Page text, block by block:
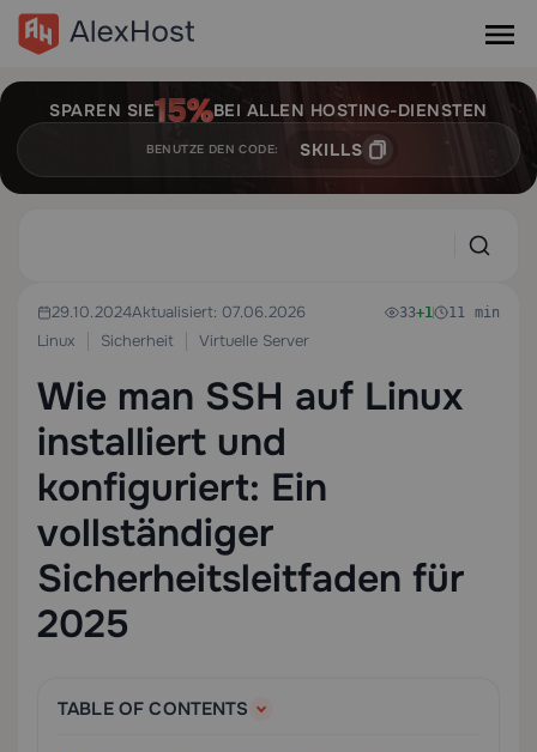
SPAREN SIE BEI ALLEN HOSTING-DIENSTEN
BENUTZE DEN CODE: SKILLS
29.10.2024Aktualisiert: 07.06.2026
Linux
Sicherheit Virtuelle Server
33+1 11 min
Wie man SSH auf Linux
installiert und
konfiguriert: Ein
vollständiger
Sicherheitsleitfaden für
2025
TABLE OF CONTENTS